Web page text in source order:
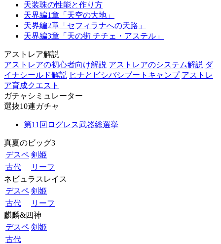
天装珠の性能と作り方
天界編1章「天空の大地」
天界編2章「セフィラナへの天路」
天界編3章「天の街 チチェ・アステル」
アストレア解説
アストレアの初心者向け解説 アストレアのシステム解説 ダ
イナシールド解説 ヒナとビシバシブートキャンプ アストレ
ア育成クエスト
ガチャシミュレーター
選抜10連ガチャ
第11回ログレス武器総選挙
真夏のビッグ3
デスペ 剣姫
古代
リーフ
ネビュラスレイス
デスペ 剣姫
古代
リーフ
麒麟&四神
デスペ 剣姫
古代